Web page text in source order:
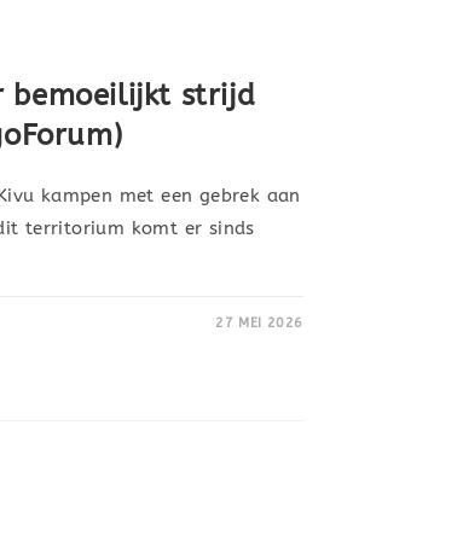
bemoeilijkt strijd
kampen met een gebrek aan
territorium komt er sinds
27 MEI 2026